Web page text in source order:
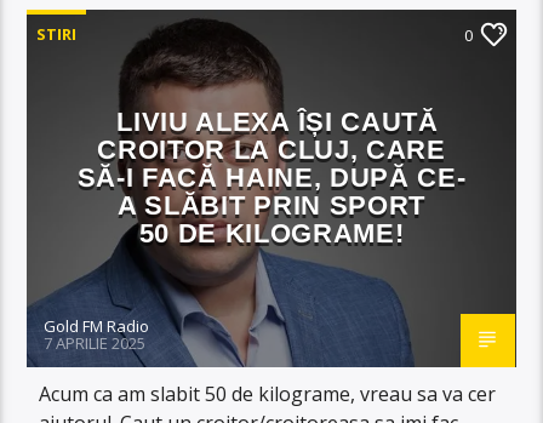
STIRI 0
LIVIU ALEXA ÎȘI CAUTĂ
CROITOR LA CLUJ, CARE
SĂ-I FACĂ HAINE, DUPĂ CE-
A SLĂBIT PRIN SPORT
50 DE KILOGRAME!
Gold FM Radio
7 APRILIE 2025
Acum ca am slabit 50 de kilograme, vreau sa va cer